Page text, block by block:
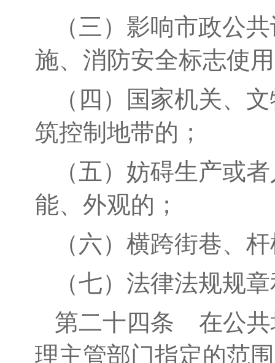
（ 三 ）影响市政公
施、消防安全标志使
（四）国家机关、
筑控制地带的；
（五） 妨碍生产或
能、外观的；
（六）横跨街巷、
（七） 法律法规规章
第二十四条 在公
理主管部门指定的范